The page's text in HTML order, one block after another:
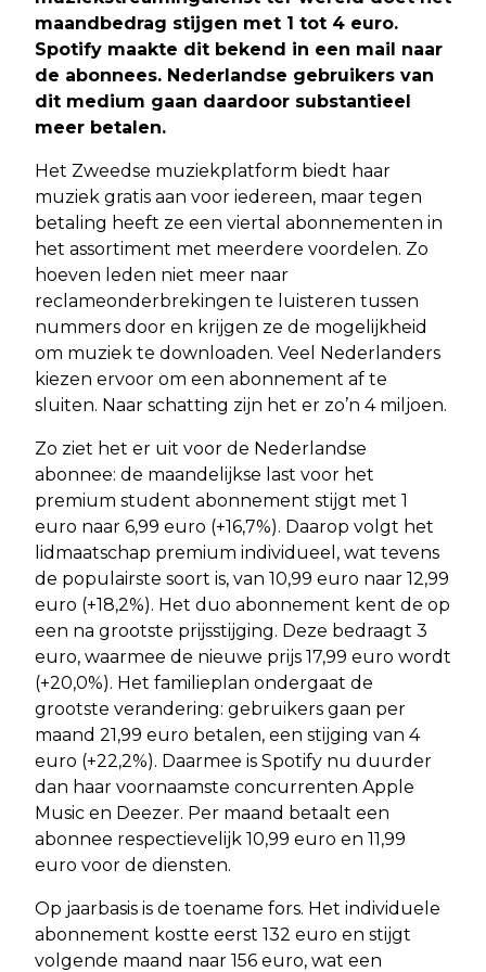
maandbedrag stijgen met 1 tot 4 euro.
Spotify maakte dit bekend in een mail naar
de abonnees. Nederlandse gebruikers van
dit medium gaan daardoor substantieel
meer betalen.
Het Zweedse muziekplatform biedt haar
muziek gratis aan voor iedereen, maar tegen
betaling heeft ze een viertal abonnementen in
het assortiment met meerdere voordelen. Zo
hoeven leden niet meer naar
reclameonderbrekingen te luisteren tussen
nummers door en krijgen ze de mogelijkheid
om muziek te downloaden. Veel Nederlanders
kiezen ervoor om een abonnement af te
sluiten. Naar schatting zijn het er zo’n 4 miljoen.
Zo ziet het er uit voor de Nederlandse
abonnee: de maandelijkse last voor het
premium student abonnement stijgt met 1
euro naar 6,99 euro (+16,7%). Daarop volgt het
lidmaatschap premium individueel, wat tevens
de populairste soort is, van 10,99 euro naar 12,99
euro (+18,2%). Het duo abonnement kent de op
een na grootste prijsstijging. Deze bedraagt 3
euro, waarmee de nieuwe prijs 17,99 euro wordt
(+20,0%). Het familieplan ondergaat de
grootste verandering: gebruikers gaan per
maand 21,99 euro betalen, een stijging van 4
euro (+22,2%). Daarmee is Spotify nu duurder
dan haar voornaamste concurrenten Apple
Music en Deezer. Per maand betaalt een
abonnee respectievelijk 10,99 euro en 11,99
euro voor de diensten.
Op jaarbasis is de toename fors. Het individuele
abonnement kostte eerst 132 euro en stijgt
volgende maand naar 156 euro, wat een